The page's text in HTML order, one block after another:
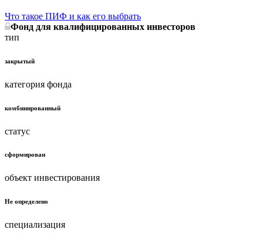
Что такое ПИФ и как его выбрать
Фонд для квалифицированных инвесторов
тип
закрытый
категория фонда
комбинированный
статус
сформирован
объект инвестирования
Не определено
специализация